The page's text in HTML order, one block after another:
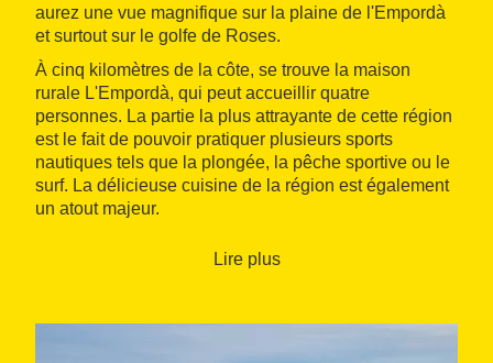
aurez une vue magnifique sur la plaine de l'Empordà
et surtout sur le golfe de Roses.
À cinq kilomètres de la côte, se trouve la maison
rurale L'Empordà, qui peut accueillir quatre
personnes. La partie la plus attrayante de cette région
est le fait de pouvoir pratiquer plusieurs sports
nautiques tels que la plongée, la pêche sportive ou le
surf. La délicieuse cuisine de la région est également
un atout majeur.
Lire plus